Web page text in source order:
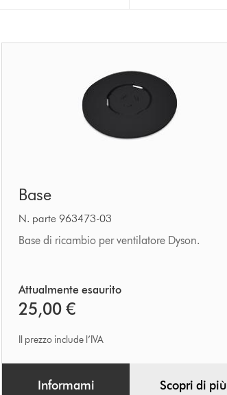
Base
N. parte 963473-03
Base di ricambio per ventilatore Dyson.
Attualmente esaurito
25,00 €
Il prezzo include l’IVA
Informami Scopri di più